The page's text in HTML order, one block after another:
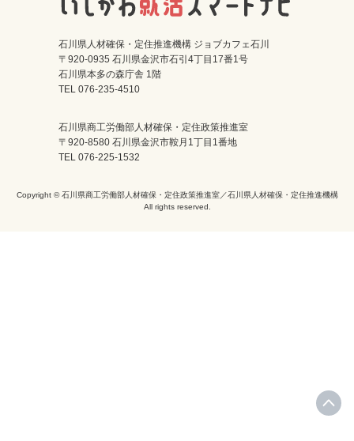
石川県人材確保・定住推進機構 ジョブカフェ石川
〒920-0935 石川県金沢市石引4丁目17番1号
石川県本多の森庁舎 1階
TEL 076-235-4510
石川県商工労働部人材確保・定住政策推進室
〒920-8580 石川県金沢市鞍月1丁目1番地
TEL 076-225-1532
Copyright © 石川県商工労働部人材確保・定住政策推進室／石川県人材確保・定住推進機構
All rights reserved.